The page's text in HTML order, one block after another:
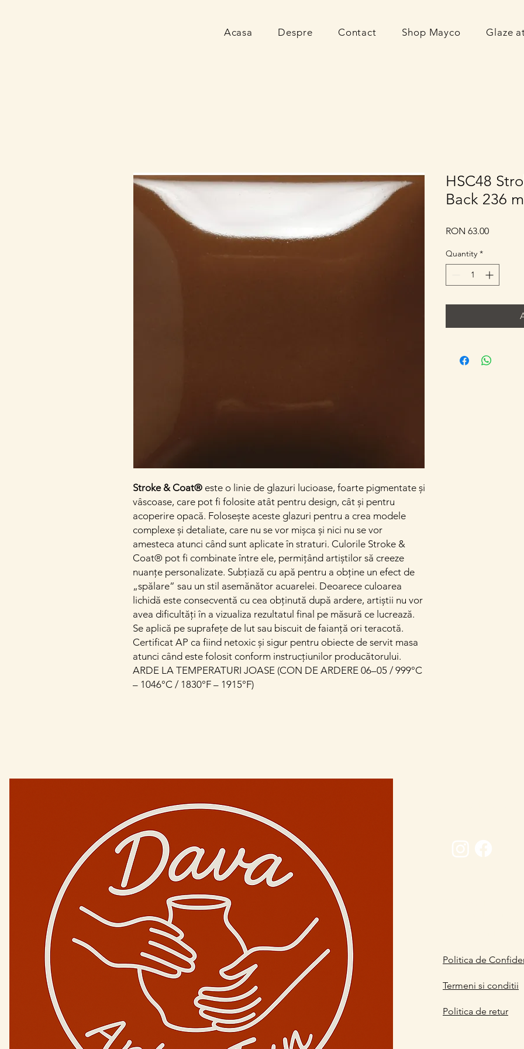
Acasa Despre Contact Shop Mayco Glaze
Stroke & Coat® este o linie de glazuri lucioase, foarte pigmentate și
vâscoase, care pot fi folosite atât pentru design, cât și pentru
acoperire opacă. Folosește aceste glazuri pentru a crea modele
complexe și detaliate, care nu se vor mișca și nici nu se vor
amesteca atunci când sunt aplicate în straturi. Culorile Stroke &
Coat® pot fi combinate între ele, permițând artiștilor să creeze
nuanțe personalizate. Subțiază cu apă pentru a obține un efect de
„spălare” sau un stil asemănător acuarelei. Deoarece culoarea
lichidă este consecventă cu cea obținută după ardere, artiștii nu vor
avea dificultăți în a vizualiza rezultatul final pe măsură ce lucrează.
Se aplică pe suprafețe de lut sau biscuit de faianță ori teracotă.
Certificat AP ca fiind netoxic și sigur pentru obiecte de servit masa
atunci când este folosit conform instrucțiunilor producătorului.
ARDE LA TEMPERATURI JOASE (CON DE ARDERE 06–05 / 999°C
– 1046°C / 1830°F – 1915°F)
HSC48
Back 236 ml
RON 63.00Price
Quantity *
Politica de
Termeni si conditii
Politica de retur